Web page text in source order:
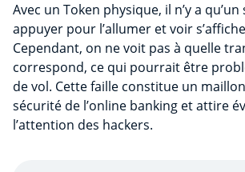
Avec un Token physique, il n’y a
appuyer pour l’allumer et voir
Cependant, on ne voit pas à quelle
correspond, ce qui pourrait être
de vol. Cette faille constitue un
sécurité de l’online banking et attire
l’attention des hackers.